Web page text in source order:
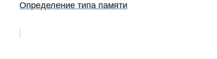
Определение типа памяти